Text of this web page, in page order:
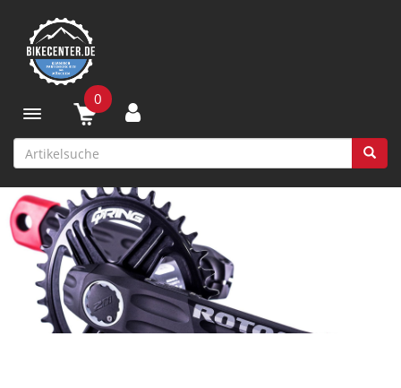
Toggle navigation
0